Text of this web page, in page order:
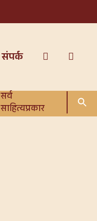
संपर्क
सर्व
साहित्यप्रकार